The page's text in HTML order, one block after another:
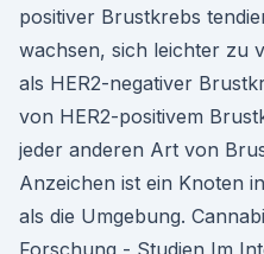
positiver Brustkrebs
wachsen, sich leichter zu
als HER2-negativer
von HER2-positivem
jeder anderen Art von
Anzeichen ist ein Knoten
als die Umgebung.
Forschung - Studien Im